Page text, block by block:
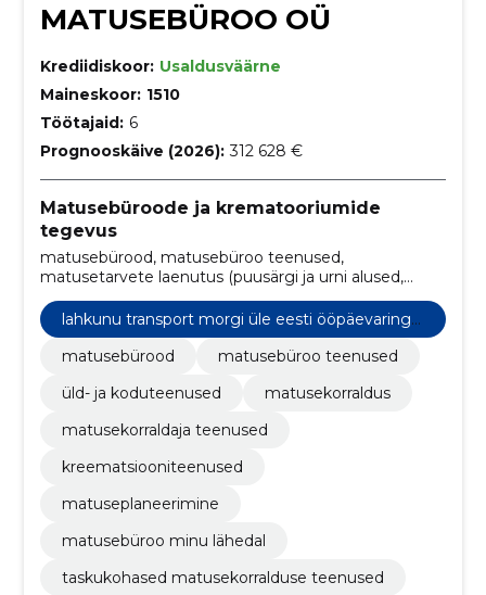
MATUSEBÜROO OÜ
Krediidiskoor: Usaldusväärne
Maineskoor: 1510
Töötajaid: 6
Prognooskäive (2026): 312 628 €
Matusebüroode ja krematooriumide
tegevus
matusebürood, matusebüroo teenused,
matusetarvete laenutus (puusärgi ja urni alused,
küünlajalad, jm), matmiseteenused, matusekorraldus,
matusekorraldus, matusekorraldaja teenused,
kreematsiooniteenused, matuseplaneerimine,
matusebüroo minu lähedal
lahkunu transport morgi üle eesti ööpäevarings
elt
matusebürood
matusebüroo teenused
üld- ja koduteenused
matusekorraldus
matusekorraldaja teenused
kreematsiooniteenused
matuseplaneerimine
matusebüroo minu lähedal
taskukohased matusekorralduse teenused